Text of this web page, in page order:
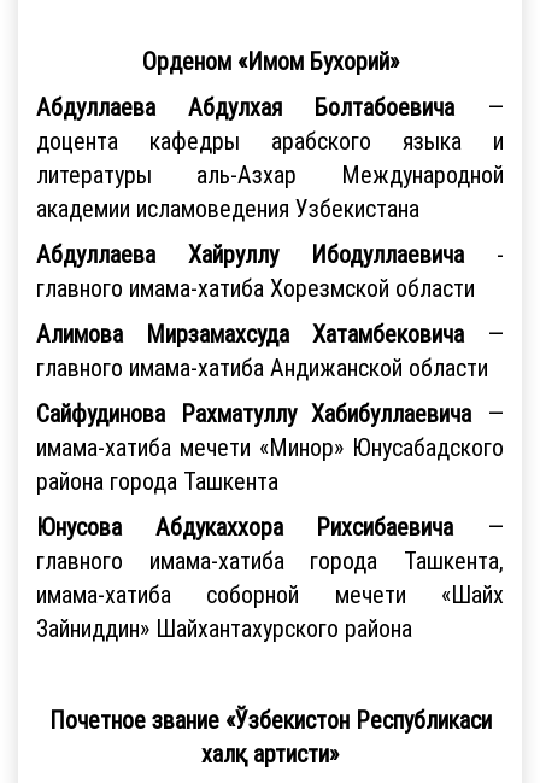
Орденом «Имом Бухорий»
Абдуллаева Абдулхая Болтабоевича—
доцента кафедры арабского языка и
литературы аль-Азхар Международной
академии исламоведения Узбекистана
Абдуллаева Хайруллу Ибодуллаевича-
главного имама-хатиба Хорезмской области
Алимова Мирзамахсуда Хатамбековича—
главного имама-хатиба Андижанской области
Сайфудинова Рахматуллу Хабибуллаевича—
имама-хатиба мечети «Минор» Юнусабадского
района города Ташкента
Юнусова Абдукаххора Рихсибаевича—
главного имама-хатиба города Ташкента,
имама-хатиба соборной мечети «Шайх
Зайниддин» Шайхантахурского района
Почетное звание «Ўзбекистон Республикаси
халқ артисти»